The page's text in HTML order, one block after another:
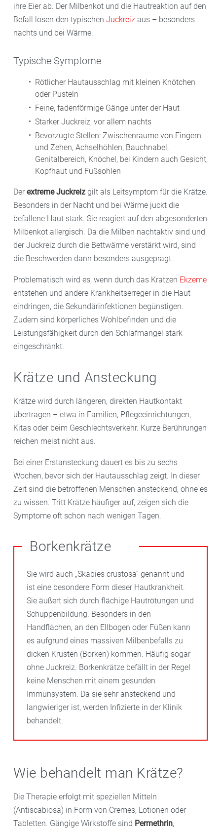
ihre Eier ab. Der Milbenkot und die Hautreaktion auf den
Befall lösen den typischen Juckreiz aus – besonders
nachts und bei Wärme.
Typische Symptome
Rötlicher Hautausschlag mit kleinen Knötchen
oder Pusteln
Feine, fadenförmige Gänge unter der Haut
Starker Juckreiz, vor allem nachts
Bevorzugte Stellen: Zwischenräume von Fingern
und Zehen, Achselhöhlen, Bauchnabel,
Genitalbereich, Knöchel, bei Kindern auch Gesicht,
Kopfhaut und Fußsohlen
Der extreme Juckreiz gilt als Leitsymptom für die Krätze.
Besonders in der Nacht und bei Wärme juckt die
befallene Haut stark. Sie reagiert auf den abgesonderten
Milbenkot allergisch. Da die Milben nachtaktiv sind und
der Juckreiz durch die Bettwärme verstärkt wird, sind
die Beschwerden dann besonders ausgeprägt.
Problematisch wird es, wenn durch das Kratzen Ekzeme
entstehen und andere Krankheitserreger in die Haut
eindringen, die Sekundärinfektionen begünstigen.
Zudem sind körperliches Wohlbefinden und die
Leistungsfähigkeit durch den Schlafmangel stark
eingeschränkt.
Krätze und Ansteckung
Krätze wird durch längeren, direkten Hautkontakt
übertragen – etwa in Familien, Pflegeeinrichtungen,
Kitas oder beim Geschlechtsverkehr. Kurze Berührungen
reichen meist nicht aus.
Bei einer Erstansteckung dauert es bis zu sechs
Wochen, bevor sich der Hautausschlag zeigt. In dieser
Zeit sind die betroffenen Menschen ansteckend, ohne es
zu wissen. Tritt Krätze häufiger auf, zeigen sich die
Symptome oft schon nach wenigen Tagen.
Borkenkrätze
Sie wird auch „Skabies crustosa“ genannt und
ist eine besondere Form dieser Hautkrankheit.
Sie äußert sich durch flächige Hautrötungen und
Schuppenbildung. Besonders in den
Handflächen, an den Ellbogen oder Füßen kann
es aufgrund eines massiven Milbenbefalls zu
dicken Krusten (Borken) kommen. Häufig sogar
ohne Juckreiz. Borkenkrätze befällt in der Regel
keine Menschen mit einem gesunden
Immunsystem. Da sie sehr ansteckend und
langwieriger ist, werden Infizierte in der Klinik
behandelt.
Wie behandelt man Krätze?
Die Therapie erfolgt mit speziellen Mitteln
(Antiscabiosa) in Form von Cremes, Lotionen oder
Tabletten. Gängige Wirkstoffe sind Permethrin,